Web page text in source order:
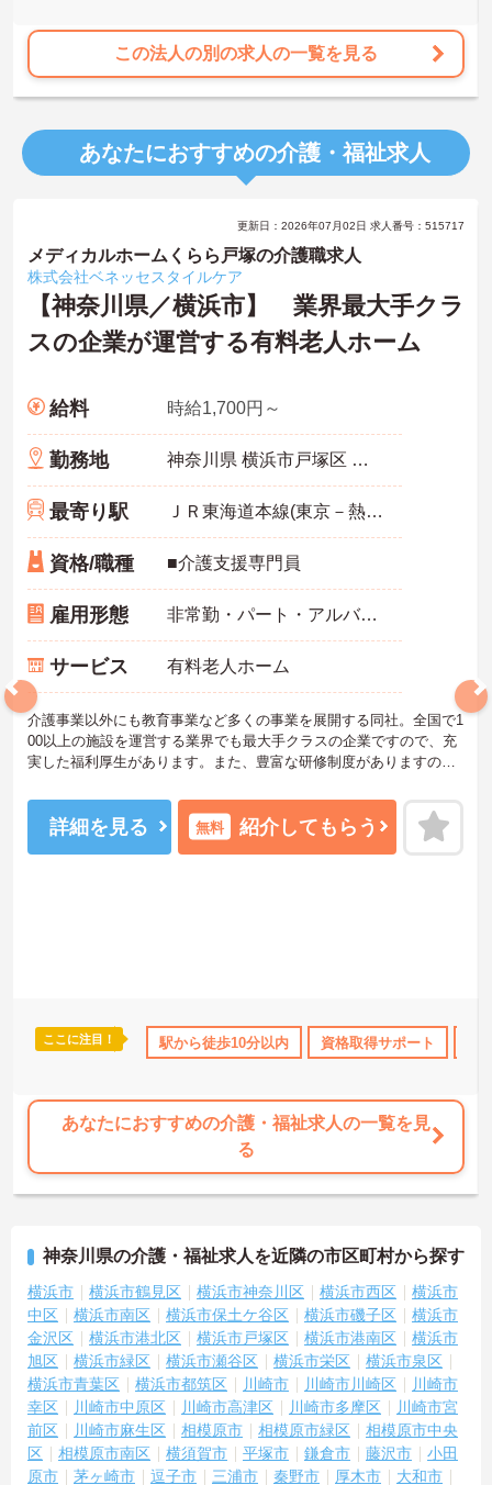
この法人の別の求人の一覧を見る
あなたにおすすめの介護・福祉求人
残業少なめ 土日祝休 無資格OK 日勤のみ 年間休日
更新日：2026年07月02日 求人番号：515717
メディカルホームくらら戸塚の介護職求人
株式会社ベネッセスタイルケア
【神奈川県／横浜市】 業界最大手クラ
スの企業が運営する有料老人ホーム
給料 時給1,700円～
勤務地 神奈川県 横浜市戸塚区 上倉田町865-１
最寄り駅 ＪＲ東海道本線(東京－熱海)「戸塚駅」徒歩8分
資格/職種 ■介護支援専門員
雇用形態 非常勤・パート・アルバイト
サービス 有料老人ホーム
介護事業以外にも教育事業など多くの事業を展開する同社。全国で1
00以上の施設を運営する業界でも最大手クラスの企業ですので、充
実した福利厚生があります。また、豊富な研修制度がありますの
など、さらに詳細をお話しいたしますのでお気軽にご相談くださ
い。詳細を見る 無料 紹介してもらう
ここに注目！ 駅から徒歩10分以内 資格取得サポート
あなたにおすすめの介護・福祉求人の一覧を見
る
神奈川県の介護・福祉求人を近隣の市区町村から探す
横浜市 横浜市鶴見区 横浜市神奈川区 横浜市西区
横浜市
中区
横浜市南区 横浜市保土ケ谷区 横浜市磯子区
横浜市
金沢区
横浜市港北区 横浜市戸塚区 横浜市港南区
横浜市
旭区
横浜市緑区 横浜市瀬谷区 横浜市栄区
横浜市泉区
横浜市青葉区
横浜市都筑区 川崎市 川崎市川崎区
川崎市
幸区
川崎市中原区 川崎市高津区 川崎市多摩区
川崎市宮
前区
川崎市麻生区 相模原市 相模原市緑区
相模原市中央
区
相模原市南区 横須賀市 平塚市 鎌倉市 藤沢市
小田
原市
茅ヶ崎市 逗子市 三浦市 秦野市 厚木市
大和市